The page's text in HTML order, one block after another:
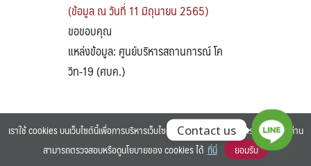
(ข้อมูล ณ วันที่ 11 มิถุนายน 2565)
ขอขอบคุณ
แหล่งข้อมูล: ศูนย์บริหารสถานการณ์ โค
วิท-19 (ศบค.)
©2025 BANGKOK UNIVERSITY. ALL RIGHTS RESERVED.
เราใช้ cookies บนเว็บไซต์นี้เพื่อการบริหารเว็บไซต์ และเพิ่มประสิทธิภาพการใช้งานของท่าน
สามารถตรวจสอบหรือดูนโยบายของ cookies ได้ ที่นี่ ยอมรับ
Contact us